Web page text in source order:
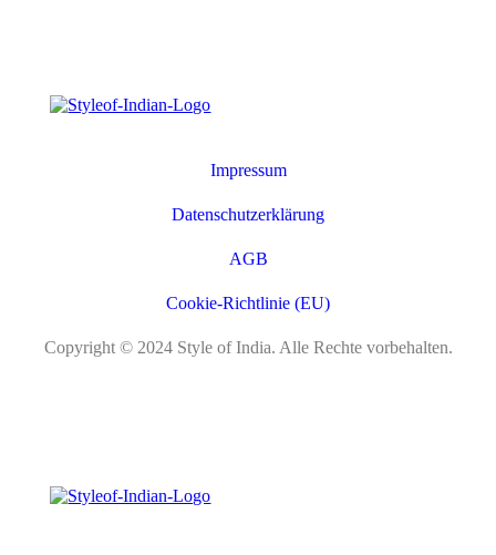
Impressum
Datenschutzerklärung
AGB
Cookie-Richtlinie (EU)
Copyright © 2024 Style of India. Alle Rechte vorbehalten.